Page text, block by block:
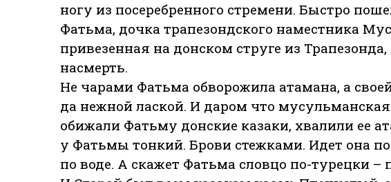
ногу из посеребренного стремени. Быстро
Фатьма, дочка трапезондского наместника
привезенная на донском струге из
насмерть.
Не чарами Фатьма обворожила атамана, а
да нежной лаской. И даром что
обижали Фатьму донские казаки, хвалили ее
у Фатьмы тонкий. Брови стежками. Идет она
по воде. А скажет Фатьма словцо по-турецки